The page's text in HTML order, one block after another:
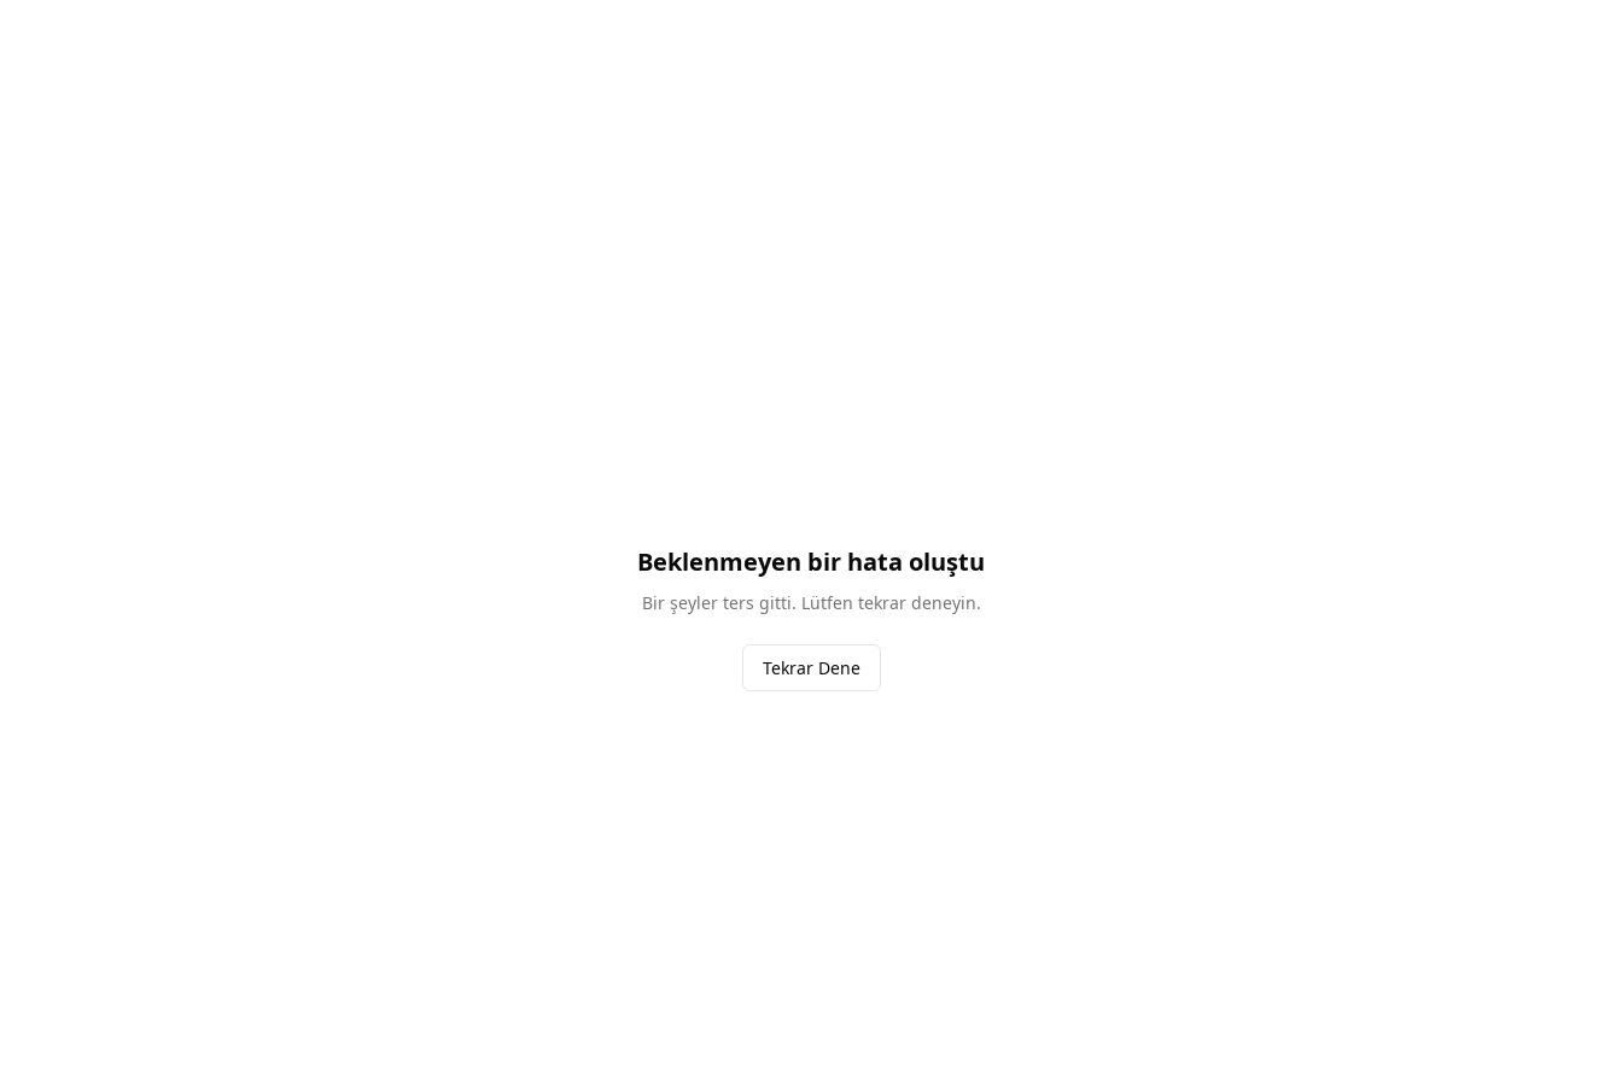
Beklenmeyen bir hata oluştu
Bir şeyler ters gitti. Lütfen tekrar deneyin.
Tekrar Dene